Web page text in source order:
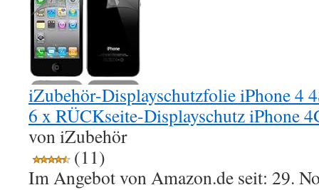
iZubehör-Displayschutzfolie iPhone 4
6 x RÜCKseite-Displayschutz iPhone
von iZubehör
(11)
Im Angebot von Amazon.de seit: 29.